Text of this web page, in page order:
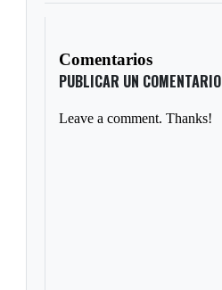
Comentarios
PUBLICAR UN COMENTARIO
Leave a comment. Thanks!